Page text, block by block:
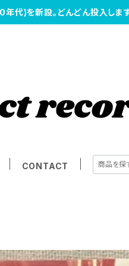
)を新設。どんどん投入します
CONTACT